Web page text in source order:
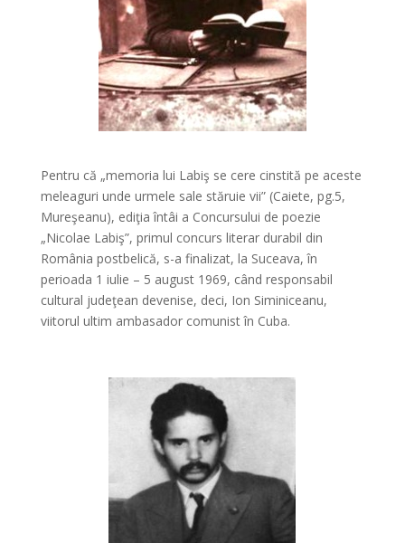
Pentru că „memoria lui Labiş se cere cinstită pe aceste
meleaguri unde urmele sale stăruie vii” (Caiete, pg.5,
Mureşeanu), ediţia întâi a Concursului de poezie
„Nicolae Labiş”, primul concurs literar durabil din
România postbelică, s-a finalizat, la Suceava, în
perioada 1 iulie – 5 august 1969, când responsabil
cultural judeţean devenise, deci, Ion Siminiceanu,
viitorul ultim ambasador comunist în Cuba.